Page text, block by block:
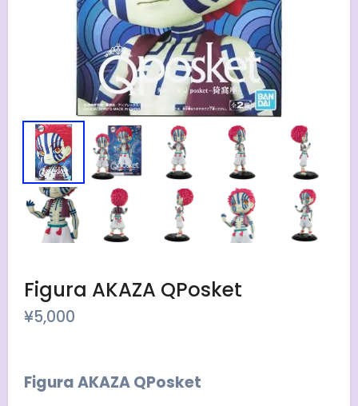
Figura AKAZA QPosket
¥5,000
Figura AKAZA QPosket